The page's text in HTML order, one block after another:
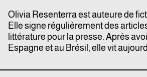
Olivia Resenterra est auteure de
Elle signe régulièrement des
littérature pour la presse. Après
Espagne et au Brésil, elle vit